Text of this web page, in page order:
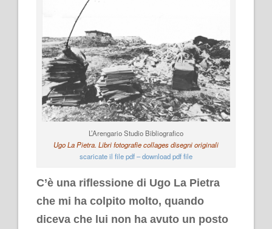
L’Arengario Studio Bibliografico
Ugo La Pietra. Libri fotografie collages disegni originali
scaricate il file pdf – download pdf file
C’è una riflessione di Ugo La Pietra
che mi ha colpito molto, quando
diceva che lui non ha avuto un posto